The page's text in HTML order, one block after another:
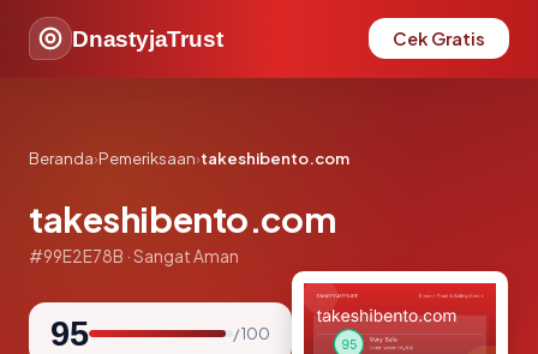
DnastyjaTrust Cek Gratis
Beranda›Pemeriksaan›takeshibento.com
takeshibento.com
#99E2E78B · Sangat Aman
95 / 100